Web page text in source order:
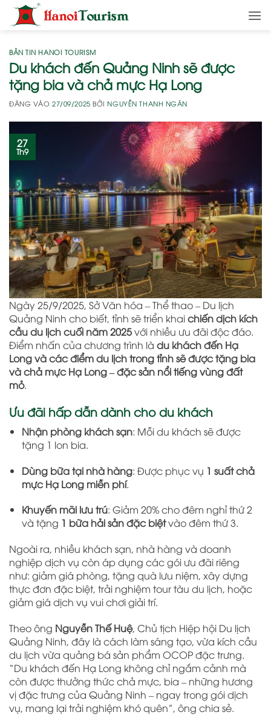
qua
dungBẢN TIN HANOI TOURISM
Du khách đến Quảng Ninh sẽ được
tặng bia và chả mực Hạ Long
ĐĂNG VÀO27/09/2025 BỞINGUYỄN THANH NGÂN
27
Th9
Ngày 25/9/2025, Sở Văn hóa – Thể thao – Du lịch
Quảng Ninh cho biết, tỉnh sẽ triển khaichiến dịch kích
cầu du lịch cuối năm 2025với nhiều ưu đãi độc đáo.
Điểm nhấn của chương trình là du khách đến Hạ
Long và các điểm du lịch trong tỉnh sẽ được tặng bia
và chả mực Hạ Long – đặc sản nổi tiếng vùng đất
mỏ.
Ưu đãi hấp dẫn dành cho du khách
Nhận phòng khách sạn: Mỗi du khách sẽ được
tặng 1 lon bia.
Dùng bữa tại nhà hàng: Được phục vụ 1 suất chả
mực Hạ Long miễn phí.
Khuyến mãi lưu trú: Giảm 20% cho đêm nghỉ thứ 2
và tặng 1 bữa hải sản đặc biệtvào đêm thứ 3.
Ngoài ra, nhiều khách sạn, nhà hàng và doanh
nghiệp dịch vụ còn áp dụng các gói ưu đãi riêng
như: giảm giá phòng, tặng quà lưu niệm, xây dựng
thực đơn đặc biệt, trải nghiệm tour tàu du lịch, hoặc
giảm giá dịch vụ vui chơi giải trí.
Theo ông Nguyễn Thế Huệ, Chủ tịch Hiệp hội Du lịch
Quảng Ninh, đây là cách làm sáng tạo, vừa kích cầu
du lịch vừa quảng bá sản phẩm OCOP đặc trưng.
“Du khách đến Hạ Long không chỉ ngắm cảnh mà
còn được thưởng thức chả mực, bia – những hương
vị đặc trưng của Quảng Ninh – ngay trong gói dịch
vụ, mang lại trải nghiệm khó quên”, ông chia sẻ.